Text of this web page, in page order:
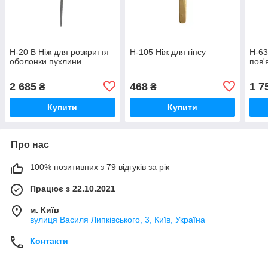
Н-20 В Ніж для розкриття
оболонки пухлини
2 685 ₴
Купити
Н-105 Ніж для гіпсу
468₴
Купити
Н-63
1
Про нас
100% позитивних з 79 відгуків за рік
Працює з 22.10.2021
м. Київ
вулиця Василя Липківського, 3, Київ, Україна
Контакти